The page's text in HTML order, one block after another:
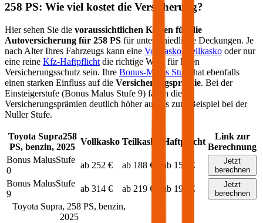
258 PS: Wie viel kostet die Versicherung?
Hier sehen Sie die voraussichtlichen Kosten für die
Autoversicherung für 258 PS für unterschiedliche Deckungen. Je
nach Alter Ihres Fahrzeugs kann eine Vollkasko, Teilkasko oder nur
eine reine Kfz-Haftpflicht die richtige Wahl für Ihren
Versicherungsschutz sein. Ihre Bonus-Malus Stufe
hat ebenfalls
einen starken Einfluss auf die Versicherungsprämie. Bei der
Einsteigerstufe (Bonus Malus Stufe 9) fallen die
Versicherungsprämien deutlich höher aus als zum Beispiel bei der
Nuller Stufe.
Toyota Supra258
PS, benzin, 2025
Vollkasko Teilkasko Haftpflicht
Link zur
Berechnung
Bonus MalusStufe
0
ab 252 € ab 188 € ab 159 €
Jetzt
berechnen
Bonus MalusStufe
9
ab 314 € ab 219 € ab 190 €
Jetzt
berechnen
Toyota Supra, 258 PS, benzin,
2025